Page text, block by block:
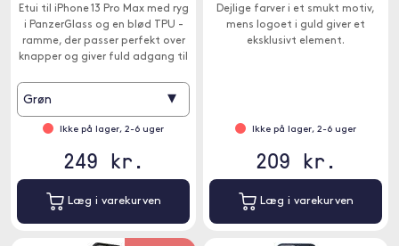
Etui til iPhone 13 Pro Max med ryg
i PanzerGlass og en blød TPU -
ramme, der passer perfekt over
knapper og giver fuld adgang til
Grøn ▾
Ikke på lager, 2-6 uger
249 kr.
Læg i varekurven
Dejlige farver i et smukt motiv,
mens logoet i guld giver et
eksklusivt element.
Ikke på lager, 2-6 uger
209 kr.
Læg i varekurven